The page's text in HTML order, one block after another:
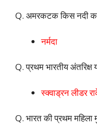
Q. अमरकटक किस नदी
नर्मदा
Q. प्रथम भारतीय अंतरिक्ष
स्क्वाड्रन लीडर
Q. भारत की प्रथम महिला